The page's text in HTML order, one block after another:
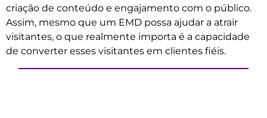
criação de conteúdo e engajamento com o público.
Assim, mesmo que um EMD possa ajudar a atrair
visitantes, o que realmente importa é a capacidade
de converter esses visitantes em clientes fiéis.